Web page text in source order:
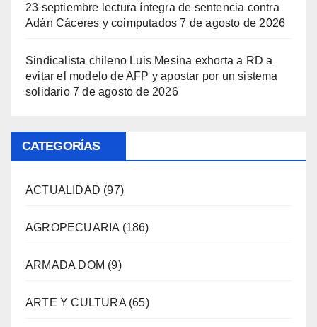
23 septiembre lectura íntegra de sentencia contra
Adán Cáceres y coimputados 7 de agosto de 2026
Sindicalista chileno Luis Mesina exhorta a RD a
evitar el modelo de AFP y apostar por un sistema
solidario 7 de agosto de 2026
CATEGORÍAS
ACTUALIDAD (97)
AGROPECUARIA (186)
ARMADA DOM (9)
ARTE Y CULTURA(65)